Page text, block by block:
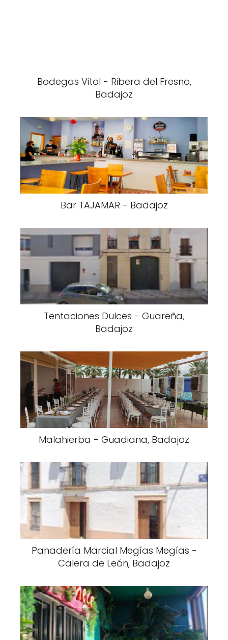
Bodegas Vitol - Ribera del Fresno,
Badajoz
Bar TAJAMAR - Badajoz
Tentaciones Dulces - Guareña,
Badajoz
Malahierba - Guadiana, Badajoz
Panadería Marcial Megías Megías -
Calera de León, Badajoz